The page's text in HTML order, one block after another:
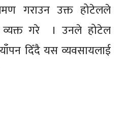
गराउन उक्त होटेलले
व्यक्त गरे । उनले होटेल
दिँदै यस व्यवसायलाई